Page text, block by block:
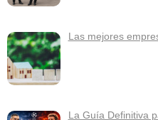
Las mejores
La Guía Definitiva